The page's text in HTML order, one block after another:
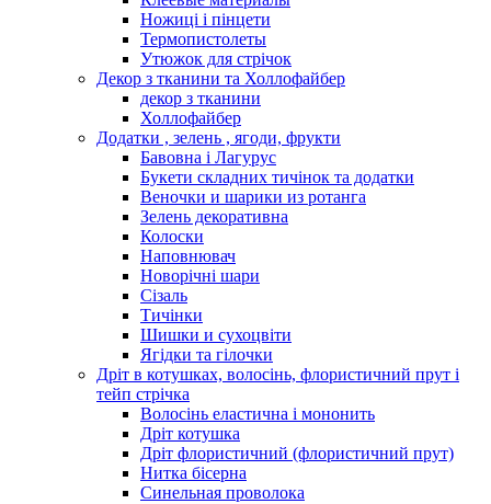
Ножиці і пінцети
Термопистолеты
Утюжок для стрічок
Декор з тканини та Холлофайбер
декор з тканини
Холлофайбер
Додатки , зелень , ягоди, фрукти
Бавовна і Лагурус
Букети складних тичінок та додатки
Веночки и шарики из ротанга
Зелень декоративна
Колоски
Наповнювач
Новорічні шари
Сізаль
Тичінки
Шишки и сухоцвіти
Ягідки та гілочки
Дріт в котушках, волосінь, флористичний прут і
тейп стрічка
Волосінь еластична і мононить
Дріт котушка
Дріт флористичний (флористичний прут)
Нитка бісерна
Синельная проволока